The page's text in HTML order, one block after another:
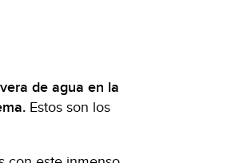
de agua en la
Estos son los